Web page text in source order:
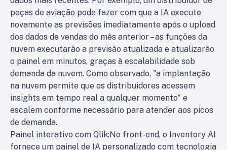
peças de aviação pode fazer com que a IA execute
novamente as previsões imediatamente após o upload
dos dados de vendas do mês anterior – as funções da
nuvem executarão a previsão atualizada e atualizarão
o painel em minutos, graças à escalabilidade sob
demanda da nuvem. Como observado, "a implantação
na nuvem permite que os distribuidores acessem
insights em tempo real a qualquer momento" e
escalem conforme necessário para atender aos picos
de demanda.
Painel interativo com Qlik:No front-end, o Inventory AI
fornece um painel de IA personalizado com tecnologia